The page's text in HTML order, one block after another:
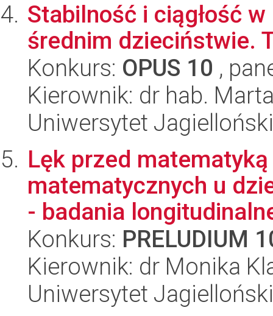
Stabilność i ciągłość
średnim dzieciństwie.
Konkurs: OPUS 10 ,
Kierownik: dr hab.
Uniwersytet
Lęk przed
matematycznych u
- badania
Konkurs: PRELUDIUM
Kierownik: dr Monika
Uniwersytet